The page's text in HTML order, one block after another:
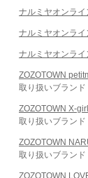
ナルミヤオンラ
ナルミヤオンラ
ナルミヤオンラ
ZOZOTOWN
取り扱いブラン
ZOZOTOWN X-
取り扱いブラン
ZOZOTOWN
取り扱いブラン
ZOZOTOWN